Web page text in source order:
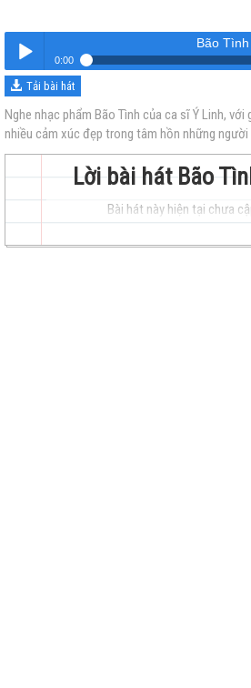
Nghe
Bão Tình
0:00
Bão Tình
Tải bài hát
Nghe nhạc phẩm Bão Tình của ca sĩ Ý Linh, với
nhiều cảm xúc đẹp trong tâm hồn những người
Lời bài hát Bão
Bài hát này hiện tại chưa